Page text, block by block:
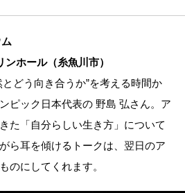
ホール（糸魚川市）
どう向き合うか”を考える時間か
ピック日本代表の 野島 弘さん。ア
た「自分らしい生き方」について
ら耳を傾けるトークは、翌日のア
のにしてくれます。